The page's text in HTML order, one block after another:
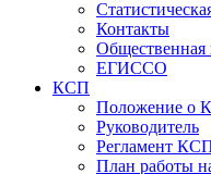
Контакты
Общественная
ЕГИССО
КСП
Положение о
Руководитель
Регламент
План работы